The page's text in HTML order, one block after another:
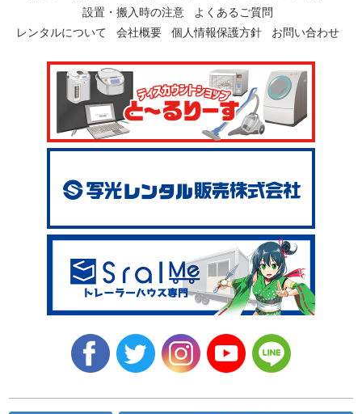
設置・搬入時の注意
よくあるご質問
レンタルについて
会社概要 個人情報保護方針 お問い合わせ